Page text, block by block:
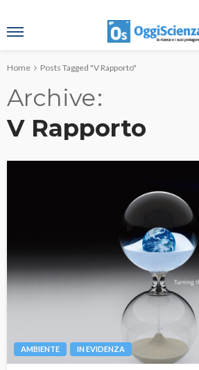
Home Posts Tagged "V Rapporto"
Archive
V Rapporto
AMBIENTE IN EVIDENZA